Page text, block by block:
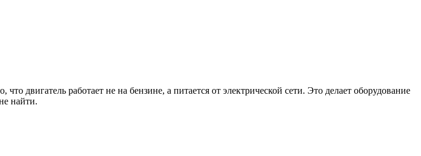
двигатель работает не на бензине, а питается от электрической сети. Это делает оборудование
найти.